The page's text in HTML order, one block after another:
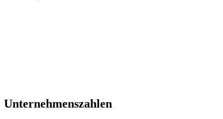
Unternehmenszahlen